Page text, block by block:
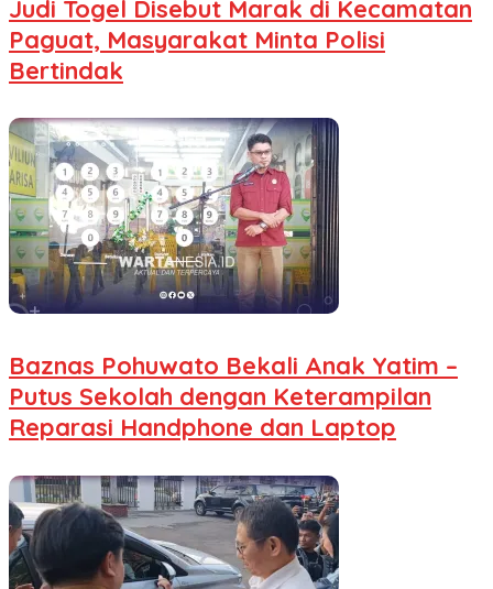
Judi Togel Disebut Marak di Kecamatan
Paguat, Masyarakat Minta Polisi
Bertindak
Baznas Pohuwato Bekali Anak Yatim –
Putus Sekolah dengan Keterampilan
Reparasi Handphone dan Laptop